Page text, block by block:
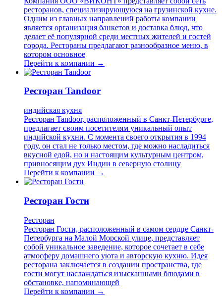
ресторанов, специализирующуюся на грузинской кухне.
Одним из главных направлений работы компании
является организация банкетов и доставка блюд, что
делает её популярной среди местных жителей и гостей
города. Рестораны предлагают разнообразное меню, в
котором основное
Перейти к компании →
Ресторан Tandoor
индийская кухня
Ресторан Tandoor, расположенный в Санкт-Петербурге,
предлагает своим посетителям уникальный опыт
индийской кухни. С момента своего открытия в 1994
году, он стал не только местом, где можно насладиться
вкусной едой, но и настоящим культурным центром,
привносящим дух Индии в северную столицу
Перейти к компании →
Ресторан Гости
Ресторан
Ресторан Гости, расположенный в самом сердце Санкт-
Петербурга на Малой Морской улице, представляет
собой уникальное заведение, которое сочетает в себе
атмосферу домашнего уюта и авторскую кухню. Идея
ресторана заключается в создании пространства, где
гости могут наслаждаться изысканными блюдами в
обстановке, напоминающей
Перейти к компании →